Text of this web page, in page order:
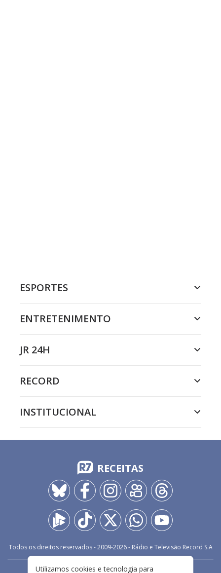
ESPORTES
ENTRETENIMENTO
JR 24H
RECORD
INSTITUCIONAL
RECEITAS
Todos os direitos reservados - 2009-2026- Rádio e Televisão Record S.A
Utilizamos cookies e tecnologia para